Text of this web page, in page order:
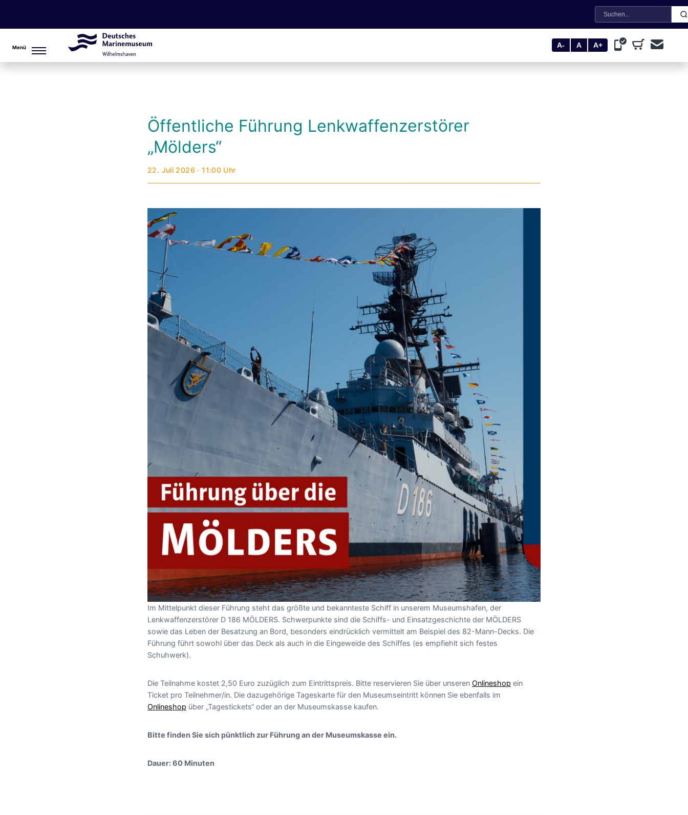
Suche
Menü A- A A+
Öffentliche Führung Lenkwaffenzerstörer
„Mölders“
22. Juli 2026 · 11:00 Uhr
Im Mittelpunkt dieser Führung steht das größte und bekannteste Schiff in unserem Museumshafen, der
Lenkwaffenzerstörer D 186 MÖLDERS. Schwerpunkte sind die Schiffs- und Einsatzgeschichte der MÖLDERS
sowie das Leben der Besatzung an Bord, besonders eindrücklich vermittelt am Beispiel des 82-Mann-Decks. Die
Führung führt sowohl über das Deck als auch in die Eingeweide des Schiffes (es empfiehlt sich festes
Schuhwerk).
Die Teilnahme kostet 2,50 Euro zuzüglich zum Eintrittspreis. Bitte reservieren Sie über unseren Onlineshop ein
Ticket pro Teilnehmer/in. Die dazugehörige Tageskarte für den Museumseintritt können Sie ebenfalls im
Onlineshop über „Tagestickets“ oder an der Museumskasse kaufen.
Bitte finden Sie sich pünktlich zur Führung an der Museumskasse ein.
Dauer: 60 Minuten